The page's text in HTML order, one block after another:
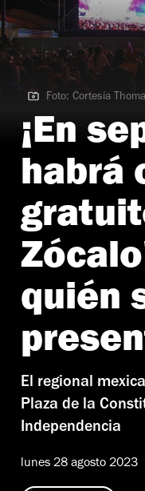
Foto: Cortesía Thomas H
Foto: Cortesía
¡En
habrá
quién
El regional
Plaza de la
Independencia
lunes 28 agosto 2023